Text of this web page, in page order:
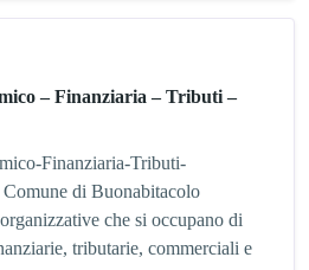
– Finanziaria – Tributi –
Finanziaria-Tributi-
di Buonabitacolo
che si occupano di
tributarie, commerciali e